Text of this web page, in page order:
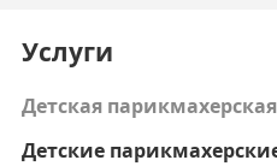
Услуги
Детская парикмахерская
Детские